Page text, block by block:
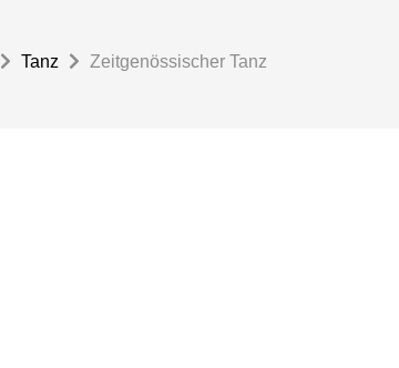
Tanz Zeitgenössischer Tanz